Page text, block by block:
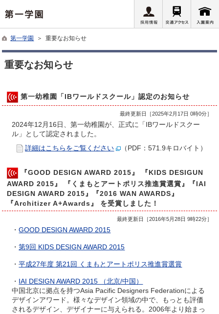
第一学園 ＞ 重要なお知らせ
重要なお知らせ
第一幼稚園「IBワールドスクール」認定のお知らせ
最終更新日［2025年2月17日 0時0分］
2024年12月16日、第一幼稚園が、正式に「IBワールドスクー
ル」として認定されました。
詳細はこちらをご覧ください
（PDF：571.9キロバイト）
『GOOD DESIGN AWARD 2015』 『KIDS DESIGUN
AWARD 2015』 『くまもとアートポリス推進賞選賞』『IAI
DESIGN AWARD 2015』『2016 WAN AWARDS』
『Architizer A+Awards』 を受賞しました！
最終更新日［2016年5月28日 9時22分］
・GOOD DESIGN AWARD 2015
・第9回 KIDS DESIGN AWARD 2015
・平成27年度 第21回 くまもとアートポリス推進賞選賞
・ IAI DESIGN AWARD 2015 （北京/中国）
中国北京に拠点を持つAsia Pacific Designers Federationによる
デザインアワード。様々なデザイン領域の中で、もっとも評価
されるデザイン、デザイナーに与えられる。2006年より始まっ